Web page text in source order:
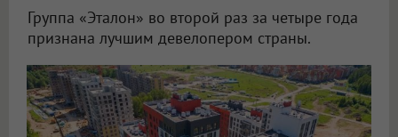
Группа «Эталон» во второй раз за четыре года
признана лучшим девелопером страны.